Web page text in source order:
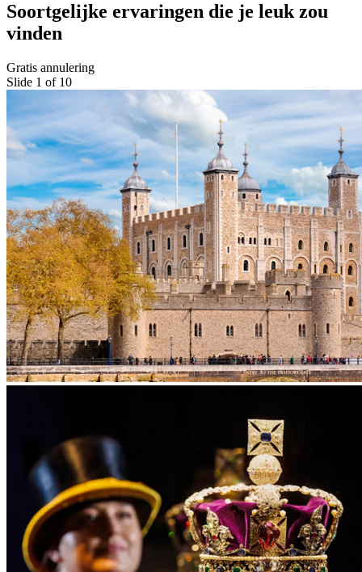
Soortgelijke ervaringen die je leuk zou
vinden
Gratis annulering
Slide 1 of 10